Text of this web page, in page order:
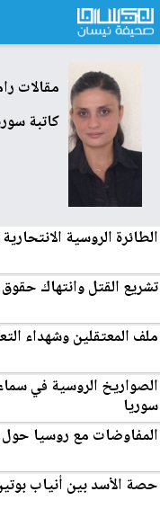
مقالات
كاتبة
الطائرة الروسية
تشريع القتل وانتهاك
ملف المعتقلين وشهداء
الصواريخ الروسية في
سوريا
المفاوضات مع روسيا
حصة الأسد بين أنياب